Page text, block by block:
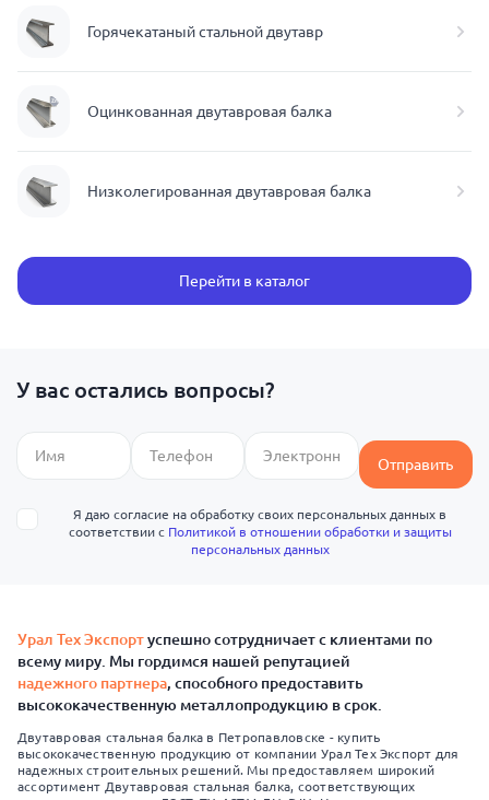
Горячекатаный стальной двутавр
Оцинкованная двутавровая балка
Низколегированная двутавровая балка
Перейти в каталог
У вас остались вопросы?
Отправить
Я даю согласие на обработку своих персональных данных в
соответствии с Политикой в отношении обработки и защиты
персональных данных
Урал Тех Экспортуспешно сотрудничает с клиентами по
всему миру. Мы гордимся нашей репутацией
надежного партнера, способного предоставить
высококачественную металлопродукцию в срок.
Двутавровая стальная балка в Петропавловске - купить
высококачественную продукцию от компании Урал Тех Экспорт для
надежных строительных решений. Мы предоставляем широкий
ассортимент Двутавровая стальная балка, соответствующих